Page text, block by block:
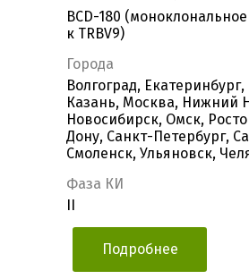
BCD-180
к TRBV9)
Города
Волгоград,
Казань, Москва, Нижний
Новосибирск, Омск,
Дону, Санкт-Петербург,
Смоленск, Ульяновск,
Фаза КИ
Подробнее